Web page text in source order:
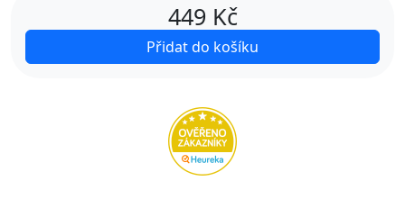
449 Kč
Přidat do košíku